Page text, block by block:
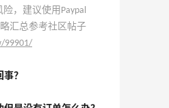
，建议使用Paypal
汇总参考社区帖子
99901/
？